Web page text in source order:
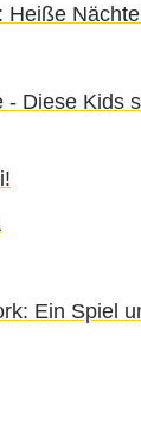
Heiße
- Diese Kids
Ein Spiel